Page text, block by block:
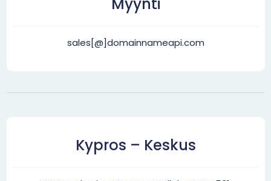
sales[@]domainnameapi.com
Kypros – Keskus